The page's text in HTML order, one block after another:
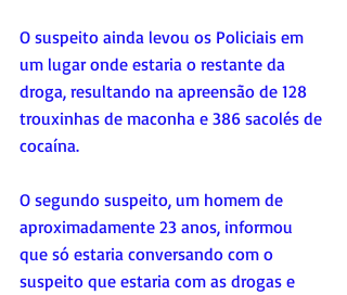
O suspeito ainda levou os Policiais em
um lugar onde estaria o restante da
droga, resultando na apreensão de 128
trouxinhas de maconha e 386 sacolés de
cocaína.
O segundo suspeito, um homem de
aproximadamente 23 anos, informou
que só estaria conversando com o
suspeito que estaria com as drogas e